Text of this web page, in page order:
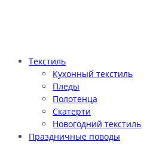
Текстиль
Кухонный текстиль
Пледы
Полотенца
Скатерти
Новогодний текстиль
Праздничные поводы